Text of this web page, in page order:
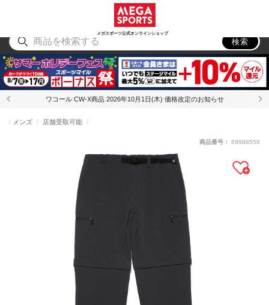
メガスポーツ公式オンラインショップ
アウトドア
検索
ワコール CW-X商品 2026年10月1日(木) 価格改定のお知らせ
メンズ 店舗受取可能
商品番号： 69988558